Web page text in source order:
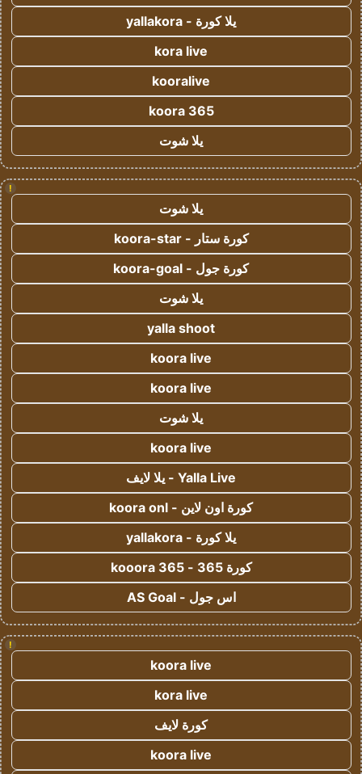
يلا كورة - yallakora
kora live
kooralive
koora 365
يلا شوت
!
يلا شوت
كورة ستار - koora-star
كورة جول - koora-goal
يلا شوت
yalla shoot
koora live
koora live
يلا شوت
koora live
Yalla Live - يلا لايف
كورة اون لاين - koora onl
يلا كورة - yallakora
كورة 365 - kooora 365
اس جول - AS Goal
!
koora live
kora live
كورة لايف
koora live